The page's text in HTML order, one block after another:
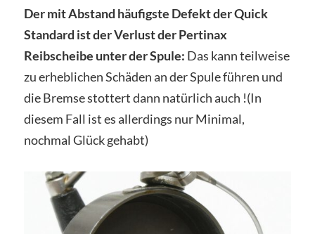
Der mit Abstand häufigste Defekt der Quick
Standard ist der Verlust der Pertinax
Reibscheibe unter der Spule: Das kann teilweise
zu erheblichen Schäden an der Spule führen und
die Bremse stottert dann natürlich auch !(In
diesem Fall ist es allerdings nur Minimal,
nochmal Glück gehabt)